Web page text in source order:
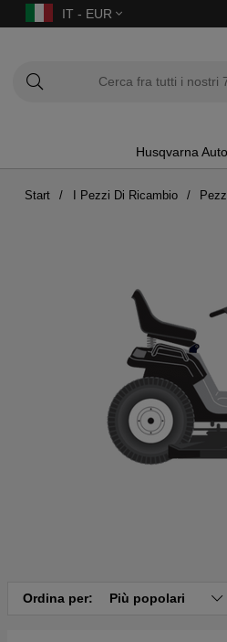
IT - EUR
Husqvarna
Start I Pezzi Di Ricambio
Ordina per: Più popolari